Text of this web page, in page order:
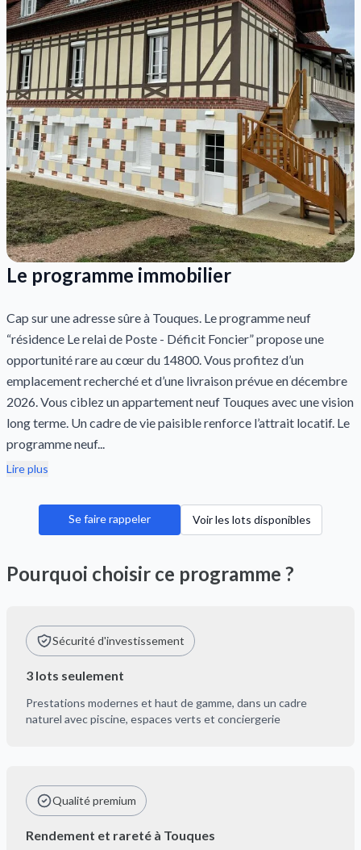
Le programme immobilier
Cap sur une adresse sûre à Touques. Le programme neuf
“résidence Le relai de Poste - Déficit Foncier” propose une
opportunité rare au cœur du 14800. Vous profitez d’un
emplacement recherché et d’une livraison prévue en décembre
2026. Vous ciblez un appartement neuf Touques avec une vision
long terme. Un cadre de vie paisible renforce l’attrait locatif. Le
programme neuf...
Lire plus
Se faire rappeler Voir les lots disponibles
Pourquoi choisir ce programme ?
Sécurité d'investissement
3 lots seulement
Prestations modernes et haut de gamme, dans un cadre
naturel avec piscine, espaces verts et conciergerie
Qualité premium
Rendement et rareté à Touques